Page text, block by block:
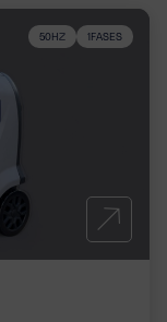
50HZ 1FASES